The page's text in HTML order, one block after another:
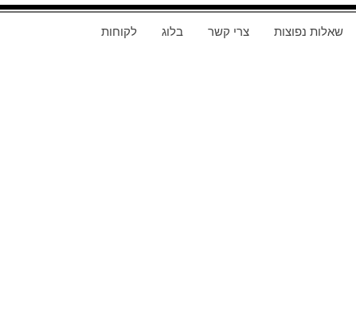
שאלות נפוצות צרי קשר בלוג לקוחות